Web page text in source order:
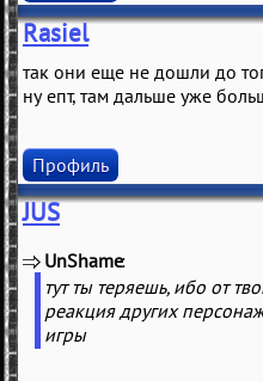
Rasiel
так они еще не дошли до
ну епт, там дальше уже
Профиль
JUS
UnShame
тут ты теряешь, ибо от
реакция других
игры